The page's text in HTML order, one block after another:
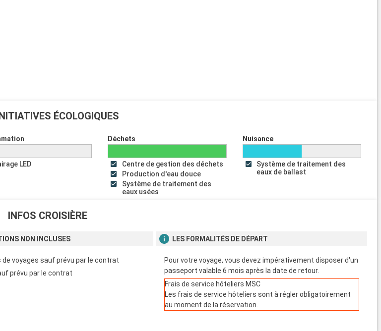
ÉCOLOGIQUES
LED
Déchets
Centre de gestion des déchets
Production d'eau douce
Système de traitement des
eaux usées
Nuisance
Système de traitement des
eaux de ballast
INFOS CROISIÈRE
NON INCLUSES
de voyages sauf prévu par le contrat
prévu par le contrat
LES FORMALITÉS DE DÉPART
Pour votre voyage, vous devez impérativement disposer d'un
passeport valable 6 mois après la date de retour.
Frais de service hôteliers MSC
Les frais de service hôteliers sont à régler obligatoirement
au moment de la réservation.